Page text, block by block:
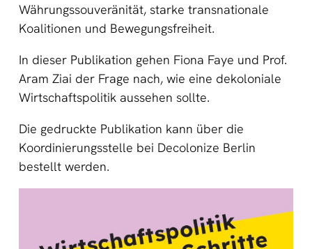
Währungssouveränität, starke transnationale
Koalitionen und Bewegungsfreiheit.
In dieser Publikation gehen Fiona Faye und Prof.
Aram Ziai der Frage nach, wie eine dekoloniale
Wirtschaftspolitik aussehen sollte.
Die gedruckte Publikation kann über die
Koordinierungsstelle bei Decolonize Berlin
bestellt werden.